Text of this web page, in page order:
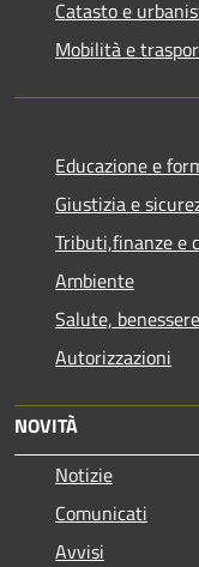
Catasto e
Mobilità e
Educazione e
Giustizia e
Tributi,finanze e
Ambiente
Salute,
Autorizzazioni
NOVITÀ
Notizie
Comunicati
Avvisi